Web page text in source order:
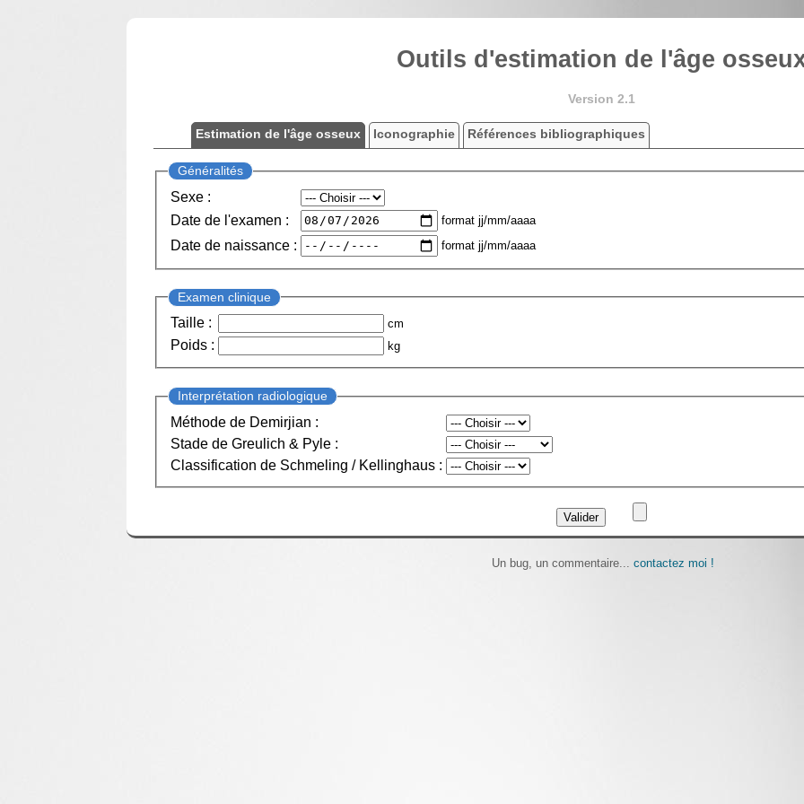
Outils d'estimation de l'âge
Version 2.1
Estimation de l'âge osseux Iconographie Références bibliographiques
Généralités
Sexe :
Date de l'examen :
format jj/mm/aaaa
Date de naissance : format jj/mm/aaaa
Examen clinique
Taille : cm
Poids : kg
Interprétation radiologique
Méthode de Demirjian :
Stade de Greulich & Pyle :
Classification de Schmeling / Kellinghaus :
Un bug, un commentaire... contactez moi !